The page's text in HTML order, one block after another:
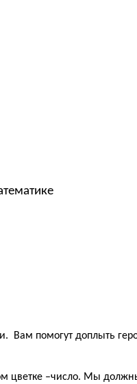
Вам помогут доплыть
–число. Мы